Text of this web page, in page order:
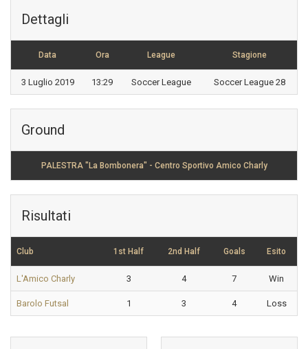
Dettagli
Data Ora League Stagione
3 Luglio 2019 13:29 Soccer League Soccer League 28
Ground
PALESTRA "La Bombonera" - Centro Sportivo Amico Charly
Risultati
Club 1st Half 2nd Half Goals Esito
L'Amico Charly 3 4 7 Win
Barolo Futsal 1 3 4 Loss